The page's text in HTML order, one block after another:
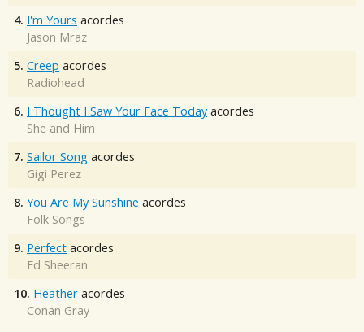
4. I'm Yours acordes
Jason Mraz
5. Creep acordes
Radiohead
6. I Thought I Saw Your Face Today acordes
She and Him
7. Sailor Song acordes
Gigi Perez
8. You Are My Sunshine acordes
Folk Songs
9. Perfect acordes
Ed Sheeran
10. Heather acordes
Conan Gray